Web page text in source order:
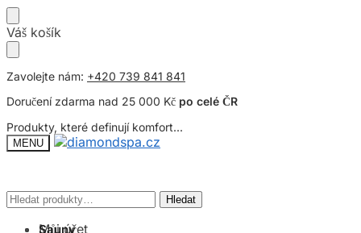
Přeskočit
na
Přeskočit
na
Váš košík
Zavolejte nám: +420 739 841 841
Doručení zdarma nad 25 000 Kč po celé ČR
Produkty, které definují komfort...
MENU
Hledat: Hledat
Můj účet
Hledat: Hledat
Sauny